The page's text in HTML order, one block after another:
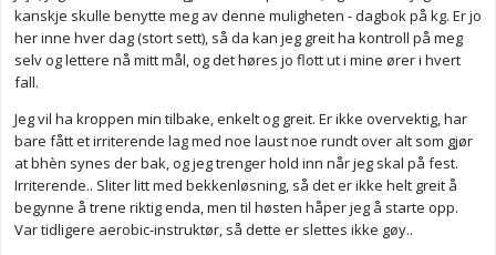
kanskje skulle benytte meg av denne muligheten - dagbok på kg. Er jo
her inne hver dag (stort sett), så da kan jeg greit ha kontroll på meg
selv og lettere nå mitt mål, og det høres jo flott ut i mine ører i hvert
fall.
Jeg vil ha kroppen min tilbake, enkelt og greit. Er ikke overvektig, har
bare fått et irriterende lag med noe laust noe rundt over alt som gjør
at bhèn synes der bak, og jeg trenger hold inn når jeg skal på fest.
Irriterende.. Sliter litt med bekkenløsning, så det er ikke helt greit å
begynne å trene riktig enda, men til høsten håper jeg å starte opp.
Var tidligere aerobic-instruktør, så dette er slettes ikke gøy..